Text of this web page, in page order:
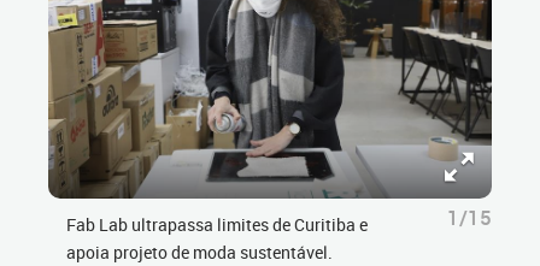
Fab Lab ultrapassa limites de Curitiba e
apoia projeto de moda sustentável.
1/15